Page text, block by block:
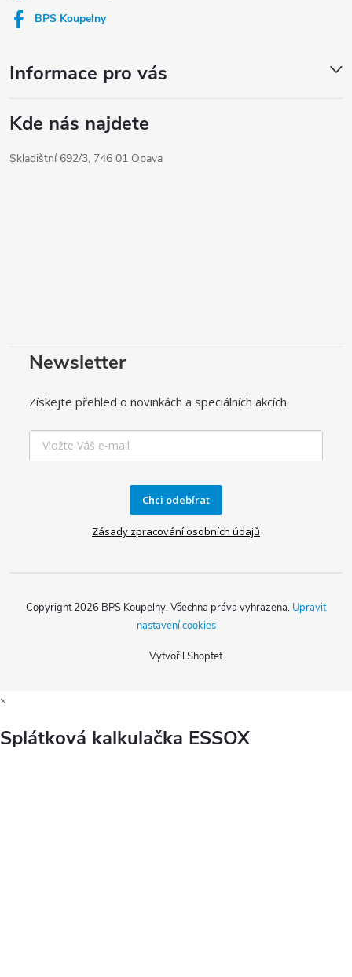
BPS Koupelny
Informace pro vás
Kde nás najdete
Skladištní 692/3, 746 01 Opava
Newsletter
Získejte přehled o novinkách a speciálních akcích.
Chci odebírat
Zásady zpracování osobních údajů
Vytvořil Shoptet
Copyright 2026 BPS Koupelny. Všechna práva vyhrazena. Upravit
nastavení cookies
×
Splátková kalkulačka ESSOX